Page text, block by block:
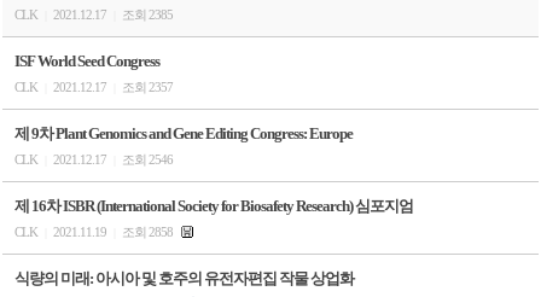
CLK 2021.12.17 조회 2385
ISF World Seed Congress
CLK 2021.12.17 조회 2357
제 9차 Plant Genomics and Gene Editing Congress: Europe
CLK 2021.12.17 조회 2546
제 16차 ISBR (International Society for Biosafety Research) 심포지엄
CLK 2021.11.19 조회 2858
식량의 미래: 아시아 및 호주의 유전자편집 작물 상업화